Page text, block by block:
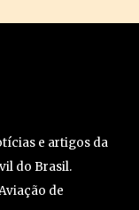
e artigos da
do Brasil.
de